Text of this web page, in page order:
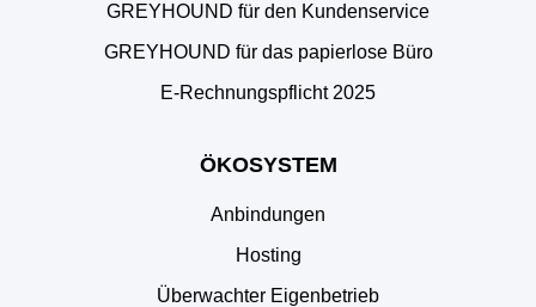
GREYHOUND für den Kundenservice
GREYHOUND für das papierlose Büro
E‑Rechnungspflicht 2025
ÖKOSYSTEM
Anbindungen
Hosting
Überwachter Eigenbetrieb